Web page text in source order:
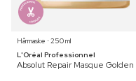
Hårmaske ⋅ 250 ml
L'Oréal Professionnel
Absolut Repair Masque Golden